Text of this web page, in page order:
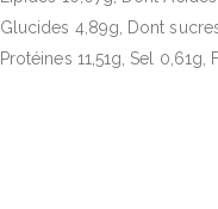
Glucides 4,89g, Dont
Protéines 11,51g, Sel 0,61g,